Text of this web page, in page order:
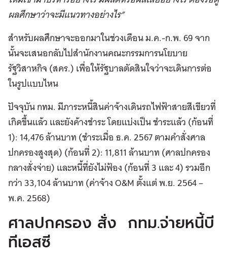
ผลศึกษาว่าจะมีแนวทางอย่างไร”
สำหรับผลศึกษาจะออกมาในช่วงเดือน ม.ค.-ก.พ. 69 จาก
นั้นจะเสนอกลับไปสำนักงานคณะกรรมการนโยบาย
รัฐวิสาหกิจ (สคร.) เพื่อให้รัฐบาลตัดสินใจว่าจะเดินการต่อ
ในรูปแบบไหน
ปัจจุบัน กทม. มีภาระหนี้สินค่าจ้างเดินรถไฟฟ้าสายสีเขียวที่
เกิดขึ้นแล้ว และยังค้างชำระ โดยแบ่งเป็น ชำระแล้ว (ก้อนที่
1): 14,476 ล้านบาท (ชำระเมื่อ ธ.ค. 2567 ตามคำสั่งศาล
ปกครองสูงสุด) (ก้อนที่ 2): 11,811 ล้านบาท (ศาลปกครอง
กลางสั่งจ่าย) และหนี้ที่ยังไม่ฟ้อง (ก้อนที่ 3 และ 4) รวมอีก
กว่า 33,104 ล้านบาท (ค่าจ้าง O&M ตั้งแต่ พ.ย. 2564 –
พ.ค. 2568)
ศาลปกครอง สั่ง กทม.จ่ายหนี้บี
ทีเอสซี